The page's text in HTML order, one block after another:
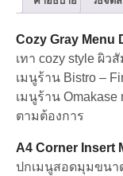
เทา
Gray
(set
5
เล่ม)
ชิ้น
Cozy Gray Menu
เทา cozy style ผิ
เมนูร้าน Bistro –
เมนูร้าน
ตามต้องการ
A4 Corner Insert
ปกเมนูสอดมุมขนา